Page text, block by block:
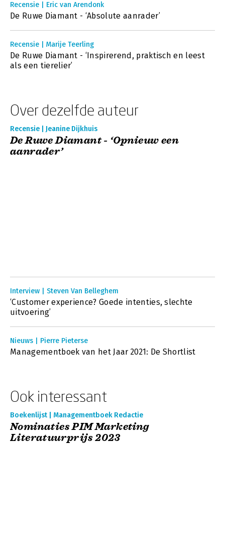
Recensie | Eric van Arendonk
De Ruwe Diamant - ‘Absolute aanrader’
Recensie | Marije Teerling
De Ruwe Diamant - ‘Inspirerend, praktisch en leest
als een tierelier’
Over dezelfde auteur
Recensie | Jeanine Dijkhuis
De Ruwe Diamant - ‘Opnieuw een
aanrader’
Interview | Steven Van Belleghem
‘Customer experience? Goede intenties, slechte
uitvoering’
Nieuws | Pierre Pieterse
Managementboek van het Jaar 2021: De Shortlist
Ook interessant
Boekenlijst | Managementboek Redactie
Nominaties PIM Marketing
Literatuurprijs 2023